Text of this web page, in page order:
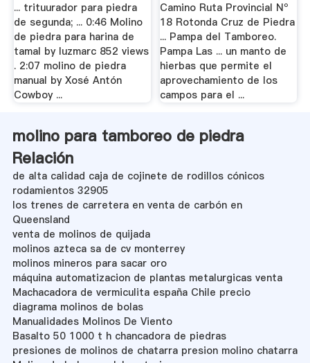
... trituurador para piedra
de segunda; ... 0:46 Molino
de piedra para harina de
tamal by luzmarc 852 views
. 2:07 molino de piedra
manual by Xosé Antón
Cowboy ...
Camino Ruta Provincial Nº
18 Rotonda Cruz de Piedra
... Pampa del Tamboreo.
Pampa Las ... un manto de
hierbas que permite el
aprovechamiento de los
campos para el ...
molino para tamboreo de piedra
Relación
de alta calidad caja de cojinete de rodillos cónicos
rodamientos 32905
los trenes de carretera en venta de carbón en
Queensland
venta de molinos de quijada
molinos azteca sa de cv monterrey
molinos mineros para sacar oro
máquina automatizacion de plantas metalurgicas venta
Machacadora de vermiculita españa Chile precio
diagrama molinos de bolas
Manualidades Molinos De Viento
Basalto 50 1000 t h chancadora de piedras
presiones de molinos de chatarra presion molino chatarra